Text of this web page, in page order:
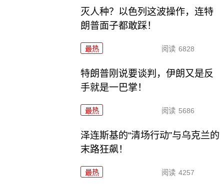
灭人种？以色列这波操作，连特
朗普面子都敢踩！
最热 阅读 6828
特朗普刚说要谈判，伊朗又是反
手就是一巴掌！
最热 阅读 5686
泽连斯基的“清场行动”与乌克兰的
末路狂飙！
最热 阅读 4257